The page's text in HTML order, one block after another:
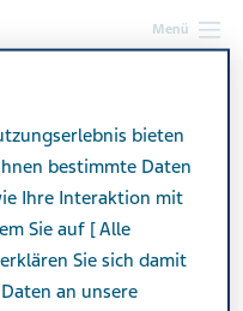
Menü
– Tipps
bieten
bestimmte Daten
Ihre Interaktion mit
Sie auf [ Alle
Sie sich damit
an unsere